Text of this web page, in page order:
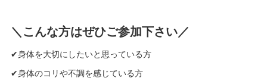
＼こんな方はぜひご参加下さい／
✔身体を大切にしたいと思っている方
✔身体のコリや不調を感じている方